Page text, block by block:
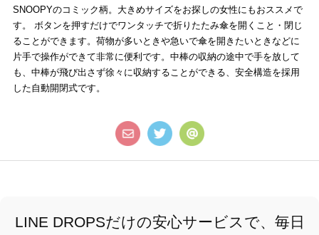
SNOOPYのコミック柄。大きめサイズをお探しの女性にもおススメで
す。 ボタンを押すだけでワンタッチで折りたたみ傘を開くこと・閉じ
ることができます。荷物が多いときや急いで傘を開きたいときなどに
片手で操作ができて非常に便利です。中棒の収納の途中で手を放して
も、中棒が飛び出さず徐々に収納することができる、安全構造を採用
した自動開閉式です。
LINE DROPSだけの安心サービスで、毎日